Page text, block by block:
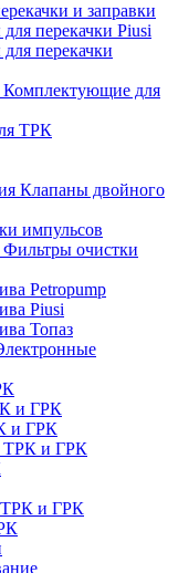
и заправки
перекачки Piusi
перекачки
Комплектующие для
ТРК
Клапаны двойного
импульсов
Фильтры очистки
Petropump
Piusi
Топаз
и ГРК
и ГРК
ТРК и ГРК
ТРК и ГРК